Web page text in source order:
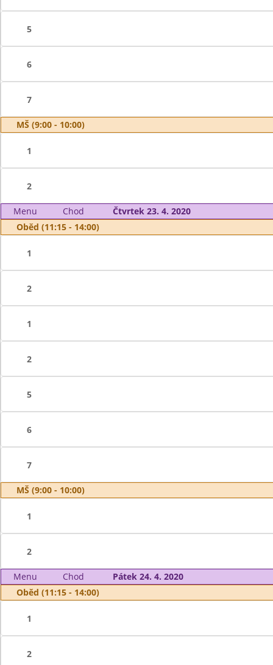
5
6
7
MŠ (9:00 - 10:00)
1
2
Menu Chod
Čtvrtek 23. 4. 2020
Oběd (11:15 - 14:00)
1
2
1
2
5
6
7
MŠ (9:00 - 10:00)
1
2
Menu Chod
Pátek 24. 4. 2020
Oběd (11:15 - 14:00)
1
2